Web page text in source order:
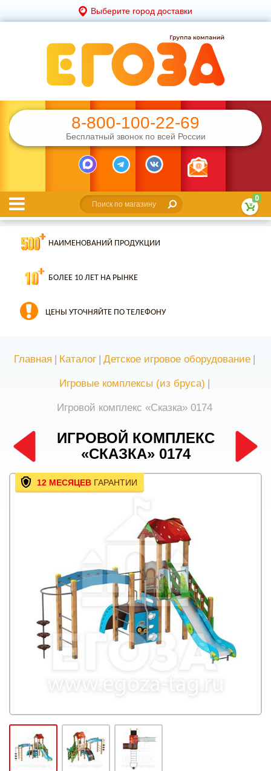
Выберите город доставки
8-800-100-22-69
Бесплатный звонок по всей России
0
НАИМЕНОВАНИЙ ПРОДУКЦИИ
БОЛЕЕ 10 ЛЕТ НА РЫНКЕ
ЦЕНЫ УТОЧНЯЙТЕ ПО ТЕЛЕФОНУ
Главная | Каталог | Детское игровое оборудование |
Игровые комплексы (из бруса) |
Игровой комплекс «Сказка» 0174
ИГРОВОЙ КОМПЛЕКС
«СКАЗКА» 0174
12 МЕСЯЦЕВ ГАРАНТИИ